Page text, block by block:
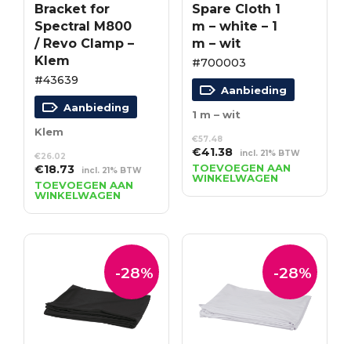
Bracket for
Spectral M800
/ Revo Clamp –
Klem
#43639
Aanbieding
Klem
€26.02
Oorspronkelijke
prijs
was:
€26.02.
€18.73Huidige
prijs
is:
€18.73.
incl. 21% BTW
TOEVOEGEN AAN
WINKELWAGEN
Spare Cloth 1
m – white – 1
m – wit
#700003
Aanbieding
1 m – wit
€57.48
Oorspronkelijke
prijs
was:
€57.48.
€41.38Huidige
prijs
is:
€41.38.
incl. 21% BTW
TOEVOEGEN AAN
WINKELWAGEN
-28% -28%